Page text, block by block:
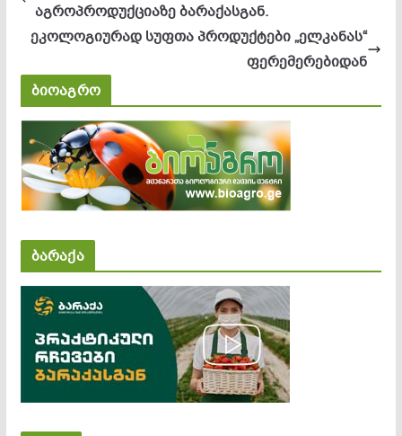
აგროპროდუქციაზე ბარაქასგან.
ეკოლოგიურად სუფთა პროდუქტები „ელკანას“
ფერემერებიდან
ბიოაგრო
ბარაქა